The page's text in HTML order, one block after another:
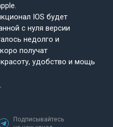
IOS будет
с нуля версии
недолго и
получат
удобство и мощь
Подписывайтесь